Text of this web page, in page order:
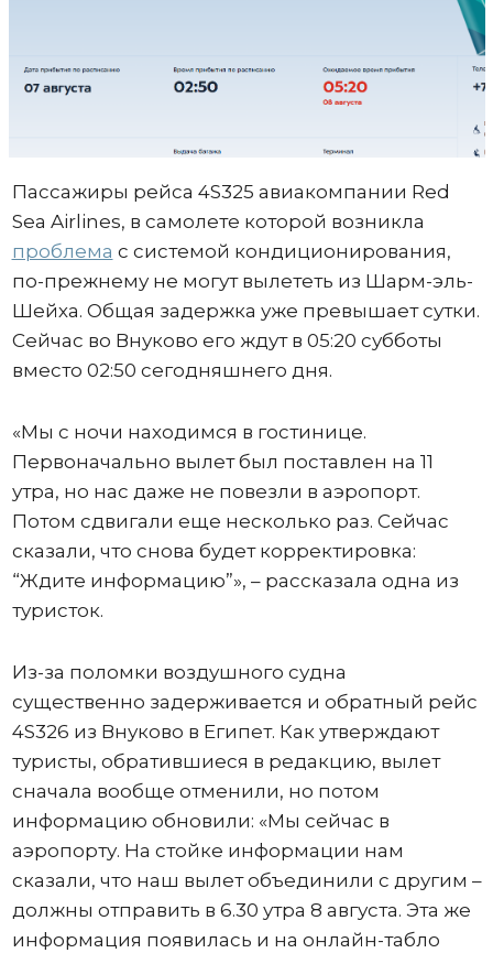
Пассажиры рейса 4S325 авиакомпании Red
Sea Airlines, в самолете которой возникла
проблема с системой кондиционирования,
по-прежнему не могут вылететь из Шарм-эль-
Шейха. Общая задержка уже превышает сутки.
Сейчас во Внуково его ждут в 05:20 субботы
вместо 02:50 сегодняшнего дня.
«Мы с ночи находимся в гостинице.
Первоначально вылет был поставлен на 11
утра, но нас даже не повезли в аэропорт.
Потом сдвигали еще несколько раз. Сейчас
сказали, что снова будет корректировка:
“Ждите информацию”», – рассказала одна из
туристок.
Из-за поломки воздушного судна
существенно задерживается и обратный рейс
4S326 из Внуково в Египет. Как утверждают
туристы, обратившиеся в редакцию, вылет
сначала вообще отменили, но потом
информацию обновили: «Мы сейчас в
аэропорту. На стойке информации нам
сказали, что наш вылет объединили с другим –
должны отправить в 6.30 утра 8 августа. Эта же
информация появилась и на онлайн-табло